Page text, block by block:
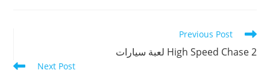
Read
articles
Previous Post
High Speed Chase 2 لعبة سيارات
Next Post